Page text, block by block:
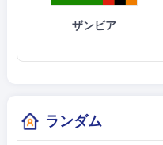
ザンビア
ランダム